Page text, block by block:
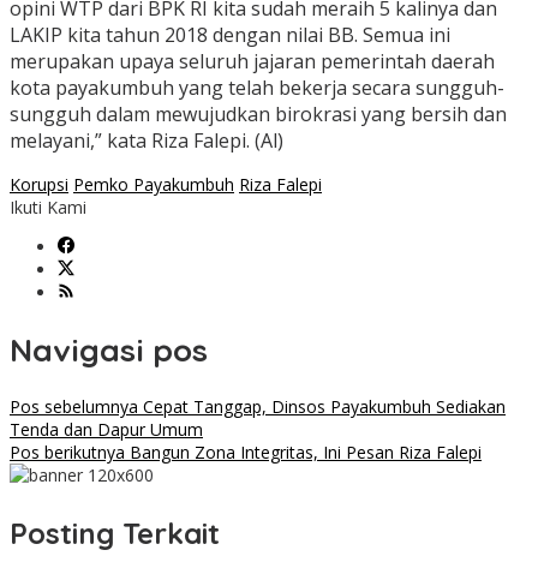
opini WTP dari BPK RI kita sudah meraih 5 kalinya dan
LAKIP kita tahun 2018 dengan nilai BB. Semua ini
merupakan upaya seluruh jajaran pemerintah daerah
kota payakumbuh yang telah bekerja secara sungguh-
sungguh dalam mewujudkan birokrasi yang bersih dan
melayani,” kata Riza Falepi. (Al)
Korupsi Pemko Payakumbuh Riza Falepi
Ikuti Kami
Navigasi pos
Pos sebelumnya Cepat Tanggap, Dinsos Payakumbuh Sediakan
Tenda dan Dapur Umum
Pos berikutnya Bangun Zona Integritas, Ini Pesan Riza Falepi
Posting Terkait